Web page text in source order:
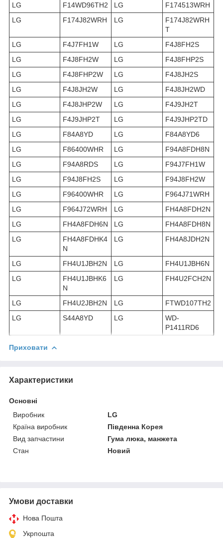
LG F14WD96TH2 LG
F174513WRH
LG
F174J82WRH LG
F174J82WRH
T
LG
F4J7FH1W LG
F4J8FH2S
LG
F4J8FH2W LG
F4J8FHP2S
LG
F4J8FHP2W LG
F4J8JH2S
LG
F4J8JH2W LG
F4J8JH2WD
LG
F4J8JHP2W LG
F4J9JH2T
LG
F4J9JHP2T LG
F4J9JHP2TD
LG
F84A8YD LG
F84A8YD6
LG
F86400WHR LG
F94A8FDH8N
LG
F94A8RDS LG
F94J7FH1W
LG
F94J8FH2S LG
F94J8FH2W
LG
F96400WHR LG
F964J71WRH
LG
F964J72WRH LG
FH4A8FDH2N
LG
FH4A8FDH6N LG
FH4A8FDH8N
LG
FH4A8FDHK4
N
LG FH4A8JDH2N
LG FH4U1JBH2N LG
FH4U1JBH6N
LG
FH4U1JBHK6
N
LG FH4U2FCH2N
LG FH4U2JBH2N LG
FTWD107TH2
LG
S44A8YD LG
WD-
P1411RD6
Приховати
Характеристики
Основні
Виробник
LG
Країна виробник
Південна Корея
Вид запчастини
Гума люка, манжета
Стан
Новий
Умови доставки
Нова Пошта
Укрпошта